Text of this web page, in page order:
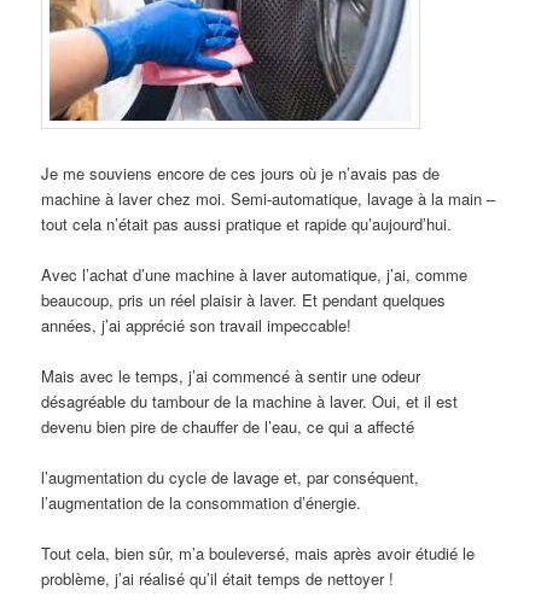
Je me souviens encore de ces jours où je n’avais pas de
machine à laver chez moi. Semi-automatique, lavage à la main –
tout cela n’était pas aussi pratique et rapide qu’aujourd’hui.
Avec l’achat d’une machine à laver automatique, j’ai, comme
beaucoup, pris un réel plaisir à laver. Et pendant quelques
années, j’ai apprécié son travail impeccable!
Mais avec le temps, j’ai commencé à sentir une odeur
désagréable du tambour de la machine à laver. Oui, et il est
devenu bien pire de chauffer de l’eau, ce qui a affecté
l’augmentation du cycle de lavage et, par conséquent,
l’augmentation de la consommation d’énergie.
Tout cela, bien sûr, m’a bouleversé, mais après avoir étudié le
problème, j’ai réalisé qu’il était temps de nettoyer !